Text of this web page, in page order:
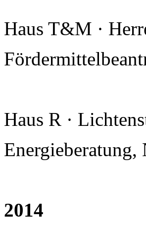
Haus T&M ·
Haus R ·
Energieberatung,
2014